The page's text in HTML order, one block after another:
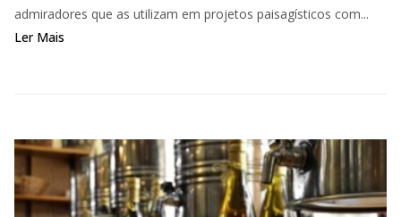
admiradores que as utilizam em projetos paisagísticos com...
Ler Mais